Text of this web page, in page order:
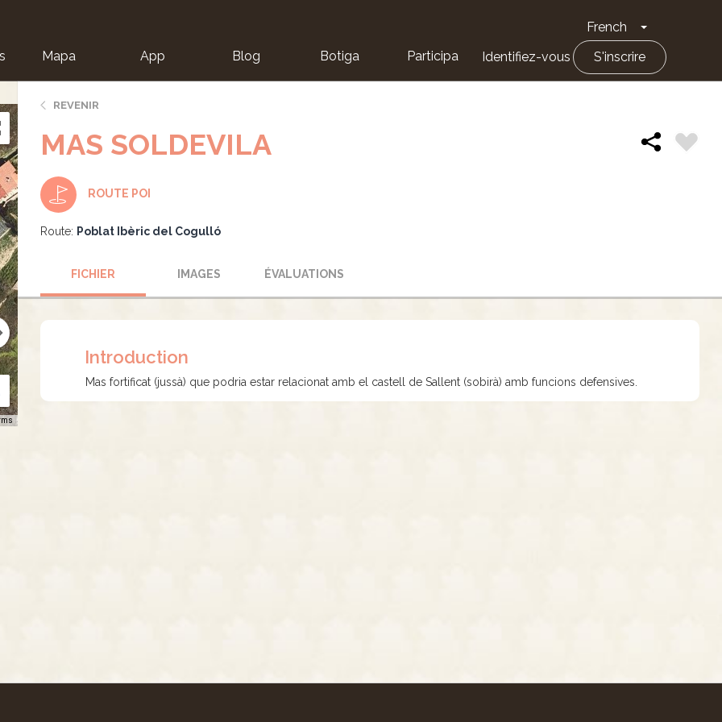
French Toggle
Mapa App Blog Botiga Participa Identifiez-vous S'inscrire
REVENIR
MAS SOLDEVILA
ROUTE POI
Route: Poblat Ibèric del Cogulló
FICHIER IMAGES ÉVALUATIONS
Introduction
Mas fortificat (jussà) que podria estar relacionat amb el castell de Sallent (sobirà) amb funcions defensives.